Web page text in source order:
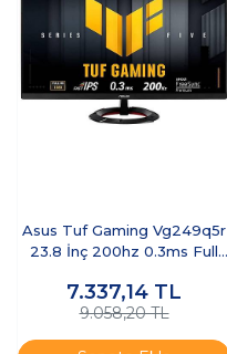
Asus Tuf Gaming Vg249q5r
23.8 İnç 200hz 0.3ms Full
7.337,14 TL
9.058,20 TL